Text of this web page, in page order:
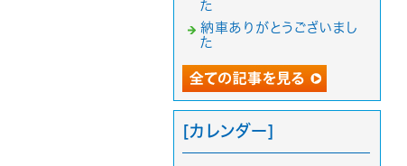
た
納車ありがとうございまし
た
[カレンダー]